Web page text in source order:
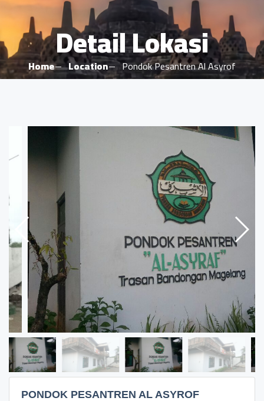
Detail Lokasi
Home Location Pondok Pesantren Al Asyrof
PONDOK PESANTREN AL ASYROF